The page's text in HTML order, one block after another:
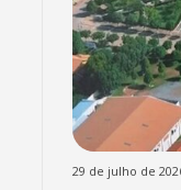
29 de julho de